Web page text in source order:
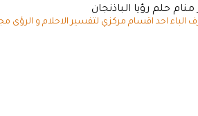
حلم رؤيا الباذنجان
الباء احد اقسام مركزي لتفسير الاحلام و الرؤى